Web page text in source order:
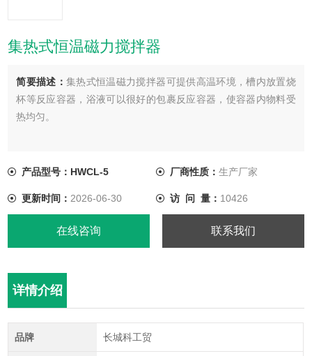
集热式恒温磁力搅拌器
简要描述： 集热式恒温磁力搅拌器可提供高温环境，槽内放置烧
杯等反应容器，浴液可以很好的包裹反应容器，使容器内物料受
热均匀。
产品型号：HWCL-5 厂商性质： 生产厂家
更新时间： 2026-06-30 访 问 量： 10426
在线咨询 联系我们
详情介绍
品牌 长城科工贸